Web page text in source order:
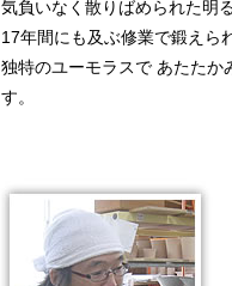
気負いなく散りばめられた明
17年間にも及ぶ修業で鍛えら
独特のユーモラスで あたたか
す。